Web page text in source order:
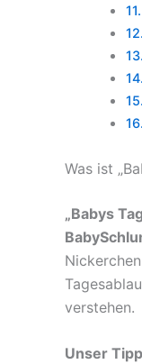
Was ist
„Babys
verstehen.
Unser